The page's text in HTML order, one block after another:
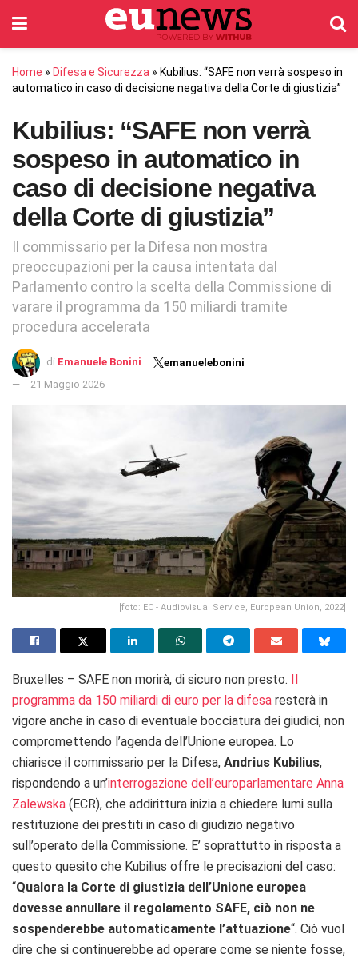
Home » Difesa e Sicurezza » Kubilius: “SAFE non verrà sospeso in
automatico in caso di decisione negativa della Corte di giustizia”
Kubilius: “SAFE non verrà
sospeso in automatico in
caso di decisione negativa
della Corte di giustizia”
Il commissario per la Difesa non mostra
preoccupazioni per la causa intentata dal
Parlamento contro la scelta della Commissione di
varare il programma da 150 miliardi tramite
procedura accelerata
di Emanuele Bonini
emanuelebonini
21 Maggio 2026
[foto: EC - Audiovisual Service, European Union, 2022]
Bruxelles – SAFE non morirà, di sicuro non presto. Il
programma da 150 miliardi di euro per la difesa resterà in
vigore anche in caso di eventuale bocciatura dei giudici, non
compromettendo l’agenda dell’Unione europea. Lo
chiarisce il commissario per la Difesa, Andrius Kubilius,
rispondendo a un’interrogazione dell’europarlamentare Anna
Zalewska (ECR), che addirittura inizia a chiedere lumi sulla
restituzione dei prestiti in caso di giudizio negativo
sull’operato della Commissione. E’ soprattutto in risposta a
questo quesito che Kubilius offre le precisazioni del caso:
“Qualora la Corte di giustizia dell’Unione europea
dovesse annullare il regolamento SAFE, ciò non ne
sospenderebbe automaticamente l’attuazione“. Ciò vuol
dire che si continuerebbe ad operare come se niente fosse,